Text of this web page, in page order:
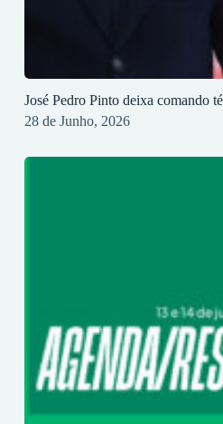
José Pedro Pinto deixa comando
28 de Junho, 2026